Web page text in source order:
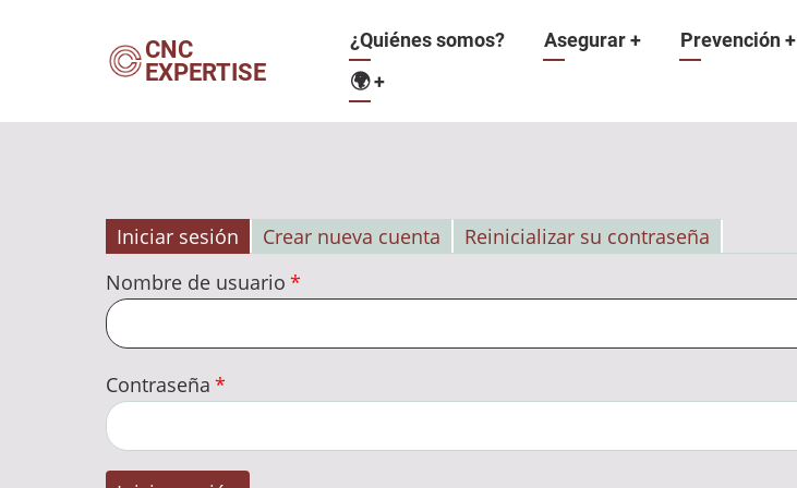
CNC
EXPERTISE
Navegación
principal
¿Quiénes somos? Asegurar+ Prevención+
🌍+
Solapas
principales
Iniciar sesión Crear nueva cuenta
Reinicializar su contraseña
Nombre de usuario
Contraseña